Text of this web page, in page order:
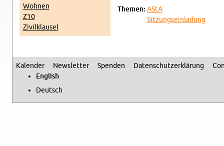
Wohnen
Z10
Zivilk­lausel
The­men: AStA
Sitzung­sein­ladung
Sec­ondary menu
Kalen­der Newslet­ter Spenden Daten­schutzerklärung
Eng­lish
Deutsch